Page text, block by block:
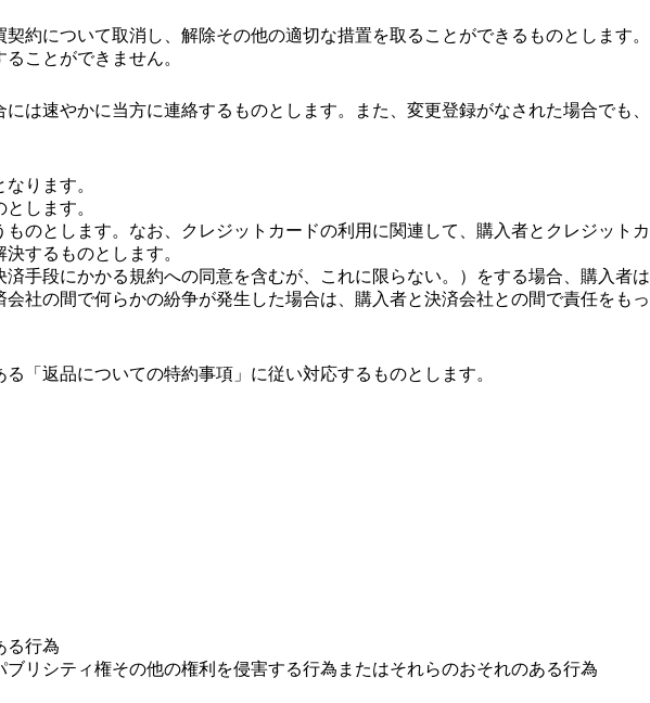
約について取消し、解除その他の適切な措置を取ることができるものとします。
ことができません。
は速やかに当方に連絡するものとします。また、変更登録がなされた場合でも、
ります。
します。
のとします。なお、クレジットカードの利用に関連して、購入者とクレジットカ
するものとします。
手段にかかる規約への同意を含むが、これに限らない。）をする場合、購入者は
社の間で何らかの紛争が発生した場合は、購入者と決済会社との間で責任をもっ
「返品についての特約事項」に従い対応するものとします。
る行為
リシティ権その他の権利を侵害する行為またはそれらのおそれのある行為